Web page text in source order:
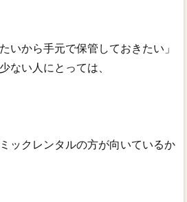
いから手元で保管しておきたい」
ない人にとっては、
ックレンタルの方が向いているか